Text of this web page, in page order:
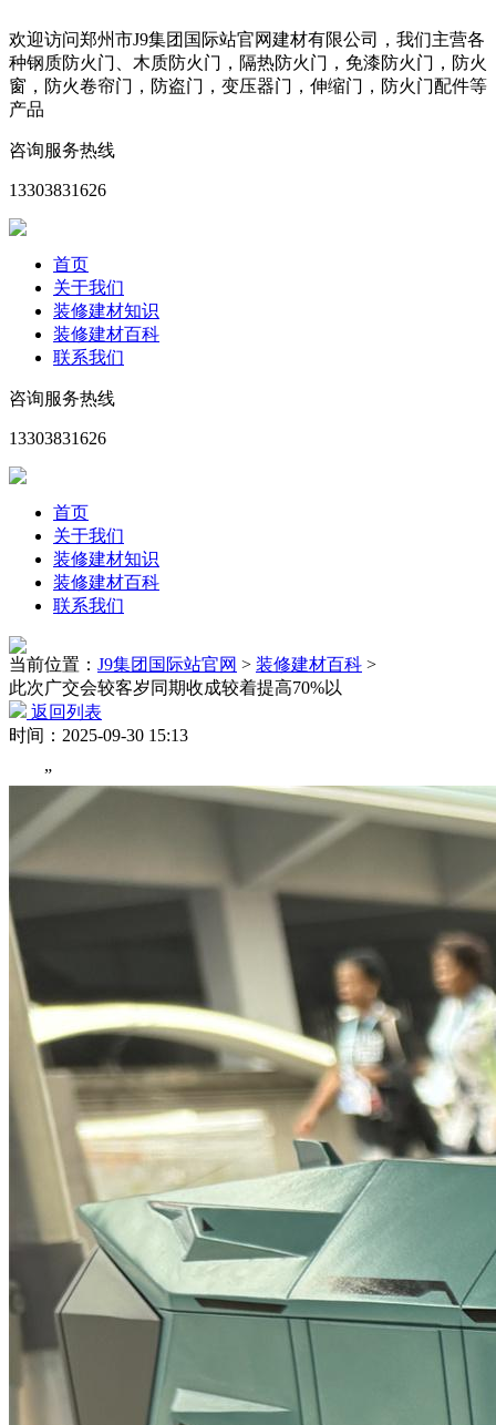
欢迎访问郑州市J9集团国际站官网建材有限公司，我们主营各
种钢质防火门、木质防火门，隔热防火门，免漆防火门，防火
窗，防火卷帘门，防盗门，变压器门，伸缩门，防火门配件等
产品
咨询服务热线
13303831626
首页
关于我们
装修建材知识
装修建材百科
联系我们
咨询服务热线
13303831626
首页
关于我们
装修建材知识
装修建材百科
联系我们
当前位置： J9集团国际站官网 > 装修建材百科 >
此次广交会较客岁同期收成较着提高70%以
返回列表
时间：2025-09-30 15:13
”